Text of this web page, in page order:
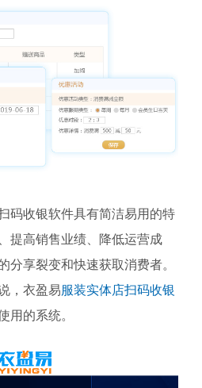
码收银软件具有简洁易用的特
提高销售业绩、降低运营成
分享裂变和快速获取消费者。
，衣盈易服装实体店扫码收银
用的系统。